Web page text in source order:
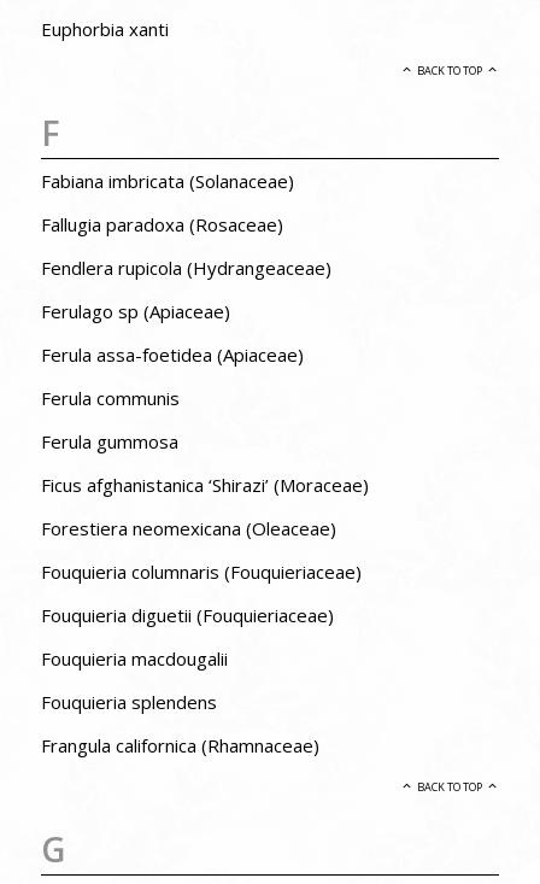
Euphorbia xanti
BACK TO TOP
F
Fabiana imbricata (Solanaceae)
Fallugia paradoxa (Rosaceae)
Fendlera rupicola (Hydrangeaceae)
Ferulago sp (Apiaceae)
Ferula assa-foetidea (Apiaceae)
Ferula communis
Ferula gummosa
Ficus afghanistanica ‘Shirazi’ (Moraceae)
Forestiera neomexicana (Oleaceae)
Fouquieria columnaris (Fouquieriaceae)
Fouquieria diguetii (Fouquieriaceae)
Fouquieria macdougalii
Fouquieria splendens
Frangula californica (Rhamnaceae)
BACK TO TOP
G